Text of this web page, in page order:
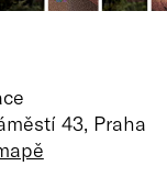
43, Praha